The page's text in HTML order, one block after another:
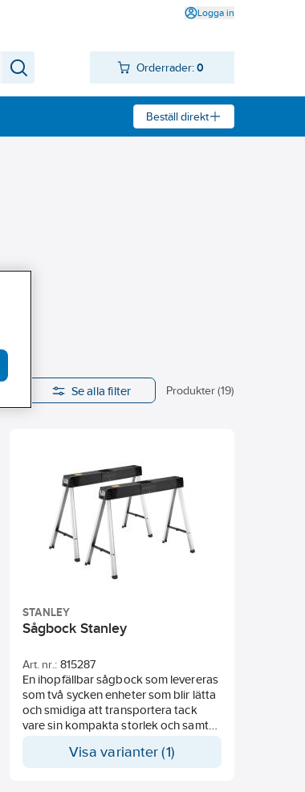
Logga in
Orderrader: 0
Beställ direkt
Se alla filter Produkter (19)
STANLEY
Sågbock Stanley
Art. nr.: 815287
En ihopfällbar sågbock som levereras
som två sycken enheter som blir lätta
och smidiga att transportera tack
vare sin kompakta storlek och samt
utrustade med stabila aluminiumben
Visa varianter (1)